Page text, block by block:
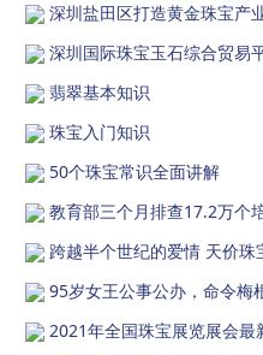
深圳盐田区打造黄金珠宝产
深圳国际珠宝玉石综合贸易
翡翠基本知识
珠宝入门知识
50个珠宝常识全面讲解
教育部三个月排查17.2万个
跨越半个世纪的爱情 天价珠
95岁女王公事公办，命令梅
2021年全国珠宝展览展会最